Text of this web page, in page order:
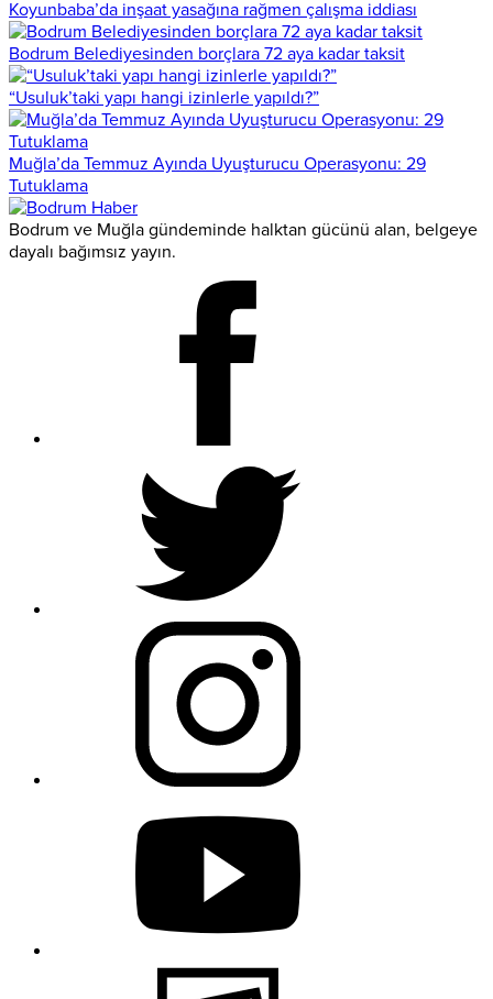
Koyunbaba’da inşaat yasağına rağmen çalışma iddiası
Bodrum Belediyesinden borçlara 72 aya kadar taksit
“Usuluk’taki yapı hangi izinlerle yapıldı?”
Muğla’da Temmuz Ayında Uyuşturucu Operasyonu: 29
Tutuklama
Bodrum ve Muğla gündeminde halktan gücünü alan, belgeye
dayalı bağımsız yayın.